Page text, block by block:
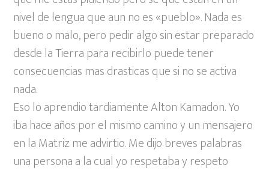
nivel de lengua que aun no es «pueblo». Nada es
bueno o malo, pero pedir algo sin estar preparado
desde la Tierra para recibirlo puede tener
consecuencias mas drasticas que si no se activa
nada.
Eso lo aprendio tardiamente Alton Kamadon. Yo
iba hace años por el mismo camino y un mensajero
en la Matriz me advirtio. Me dijo breves palabras
una persona a la cual yo respetaba y respeto